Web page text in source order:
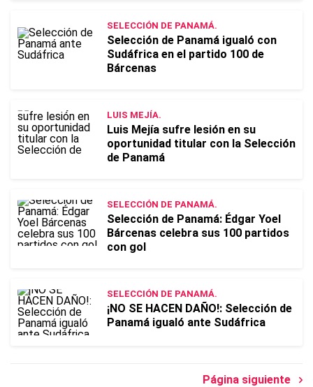
SELECCIÓN DE PANAMÁ.
Selección de Panamá igualó con
Sudáfrica en el partido 100 de
Bárcenas
LUIS MEJÍA.
Luis Mejía sufre lesión en su
oportunidad titular con la Selección
de Panamá
SELECCIÓN DE PANAMÁ.
Selección de Panamá: Édgar Yoel
Bárcenas celebra sus 100 partidos
con gol
SELECCIÓN DE PANAMÁ.
¡NO SE HACEN DAÑO!: Selección de
Panamá igualó ante Sudáfrica
Página siguiente